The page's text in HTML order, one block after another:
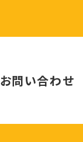
お問い合わせ